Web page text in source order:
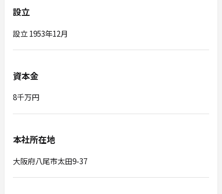
設立
設立 1953年12月
資本金
8千万円
本社所在地
大阪府八尾市太田9-37